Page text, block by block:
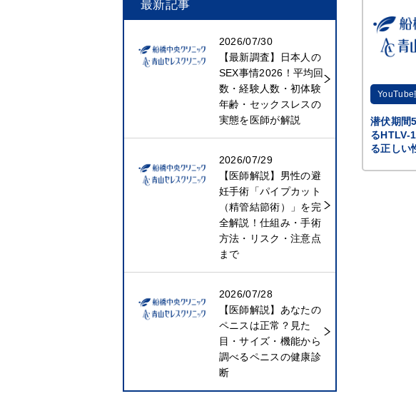
YouTube
潜伏期間
るHTLV-
る正しい
最新記事
2026/07/30
【最新調査】日本人の
SEX事情2026！平均回
数・経験人数・初体験
年齢・セックスレスの
実態を医師が解説
2026/07/29
【医師解説】男性の避
妊手術「パイプカット
（精管結節術）」を完
全解説！仕組み・手術
方法・リスク・注意点
まで
2026/07/28
【医師解説】あなたの
ペニスは正常？見た
目・サイズ・機能から
調べるペニスの健康診
断